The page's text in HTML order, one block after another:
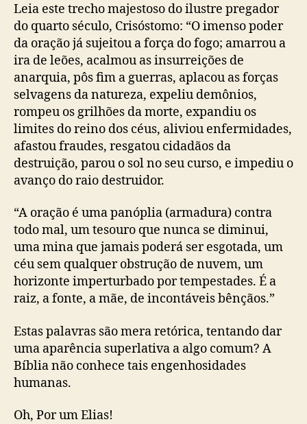
Leia este trecho majestoso do ilustre pregador
do quarto século, Crisóstomo: “O imenso poder
da oração já sujeitou a força do fogo; amarrou a
ira de leões, acalmou as insurreições de
anarquia, pôs fim a guerras, aplacou as forças
selvagens da natureza, expeliu demônios,
rompeu os grilhões da morte, expandiu os
limites do reino dos céus, aliviou enfermidades,
afastou fraudes, resgatou cidadãos da
destruição, parou o sol no seu curso, e impediu o
avanço do raio destruidor.
“A oração é uma panóplia (armadura) contra
todo mal, um tesouro que nunca se diminui,
uma mina que jamais poderá ser esgotada, um
céu sem qualquer obstrução de nuvem, um
horizonte imperturbado por tempestades. É a
raiz, a fonte, a mãe, de incontáveis bênçãos.”
Estas palavras são mera retórica, tentando dar
uma aparência superlativa a algo comum? A
Bíblia não conhece tais engenhosidades
humanas.
Oh, Por um Elias!